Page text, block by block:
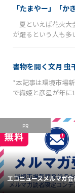
「たまやー」「
夏といえば花火大
が躍るという人も
書物を開く文月 虫
*本記事は環境市場
で織姫と彦星が年
PR
エコニュースメルマガ